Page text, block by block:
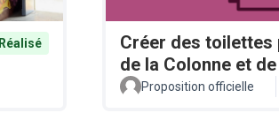
Réalisé
Créer des toilettes
de la Colonne et
Proposition officielle